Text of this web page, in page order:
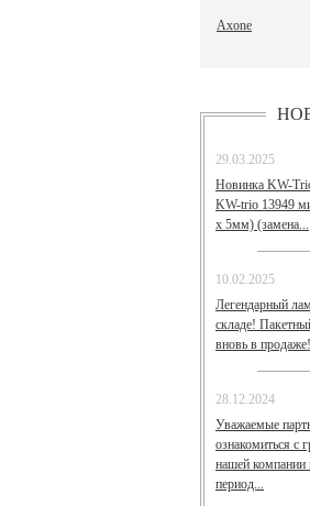
Axone
29.03.2025
Новинка KW-
KW-trio 13949
х 5мм) (замена...
10.02.2025
Легендарный
складе!
вновь в
28.12.2024
Уважаемые
ознакомиться с
нашей компании
период...